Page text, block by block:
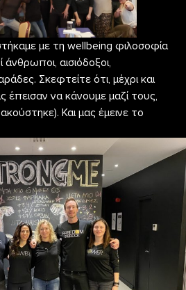
με τη wellbeing φιλοσοφία
αισιόδοξοι,
Σκεφτείτε ότι, μέχρι και
έπεισαν να κάνουμε μαζί τους,
Και μας έμεινε το